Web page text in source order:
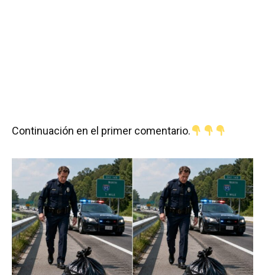
Continuación en el primer comentario.